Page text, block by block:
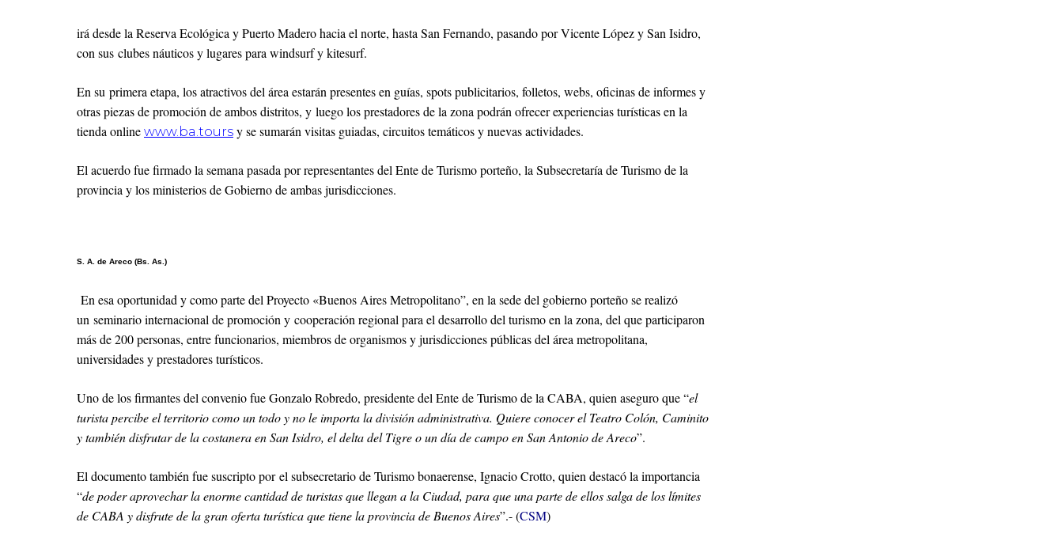
irá desde la Reserva Ecológica y Puerto Madero hacia el norte, hasta San Fernando, pasando por Vicente López y San Isidro,
con sus clubes náuticos y lugares para windsurf y kitesurf.
En su primera etapa, los atractivos del área estarán presentes en guías, spots publicitarios, folletos, webs, oficinas de informes y
otras piezas de promoción de ambos distritos, y luego los prestadores de la zona podrán ofrecer experiencias turísticas en la
tienda online www.ba.tours y se sumarán visitas guiadas, circuitos temáticos y nuevas actividades.
El acuerdo fue firmado la semana pasada por representantes del Ente de Turismo porteño, la Subsecretaría de Turismo de la
provincia y los ministerios de Gobierno de ambas jurisdicciones.
S. A. de Areco (Bs. As.)
En esa oportunidad y como parte del Proyecto «Buenos Aires Metropolitano”, en la sede del gobierno porteño se realizó
un seminario internacional de promoción y cooperación regional para el desarrollo del turismo en la zona, del que participaron
más de 200 personas, entre funcionarios, miembros de organismos y jurisdicciones públicas del área metropolitana,
universidades y prestadores turísticos.
Uno de los firmantes del convenio fue Gonzalo Robredo, presidente del Ente de Turismo de la CABA, quien aseguro que “el
turista percibe el territorio como un todo y no le importa la división administrativa. Quiere conocer el Teatro Colón, Caminito
y también disfrutar de la costanera en San Isidro, el delta del Tigre o un día de campo en San Antonio de Areco”.
El documento también fue suscripto por el subsecretario de Turismo bonaerense, Ignacio Crotto, quien destacó la importancia
“de poder aprovechar la enorme cantidad de turistas que llegan a la Ciudad, para que una parte de ellos salga de los límites
de CABA y disfrute de la gran oferta turística que tiene la provincia de Buenos Aires”.- (CSM)